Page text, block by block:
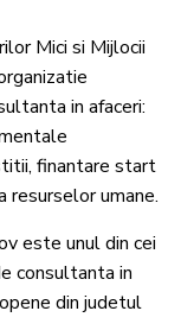
Mici si Mijlocii
in afaceri:
finantare start
resurselor umane.
este unul din cei
consultanta in
din judetul